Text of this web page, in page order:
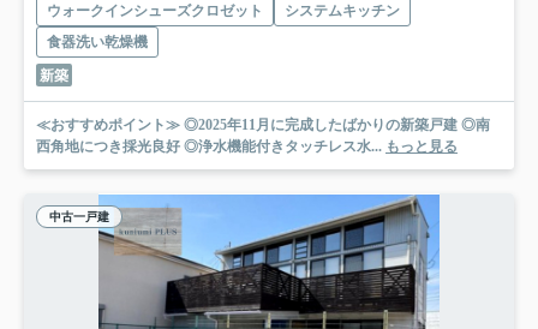
ウォークインシューズクロゼット
システムキッチン
食器洗い乾燥機
新築
≪おすすめポイント≫ ◎2025年11月に完成したばかりの新築戸建 ◎南
西角地につき採光良好 ◎浄水機能付きタッチレス水... もっと見る
中古一戸建